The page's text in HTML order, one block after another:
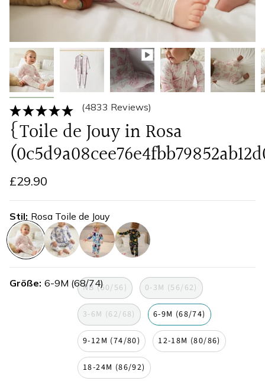
(4833 Reviews)
{Toile de Jouy in Rosa
£29.90
Stil Rosa Toile de Jouy
rosa-
de-
jouy
Größe 6-9M (68/74)NB (50/56) 0-3M (56/62)
3-6M (62/68) 6-9M (68/74)
9-12M (74/80) 12-18M (80/86)
18-24M (86/92)